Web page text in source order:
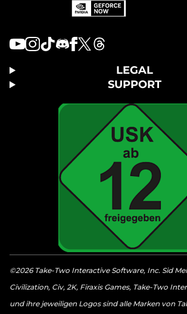
LEGAL
SUPPORT
©2026 Take-Two Interactive Software, Inc. Sid
Civilization, Civ, 2K, Firaxis Games, Take-Two
und ihre jeweiligen Logos sind alle Marken von